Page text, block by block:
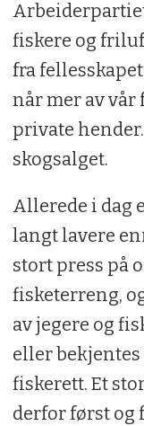
fiskere og
fra
når mer av vår
private
skogsalget.
Allerede i dag
langt lavere
stort press på
fisketerreng,
av jegere og
eller
fiskerett. Et
derfor først og